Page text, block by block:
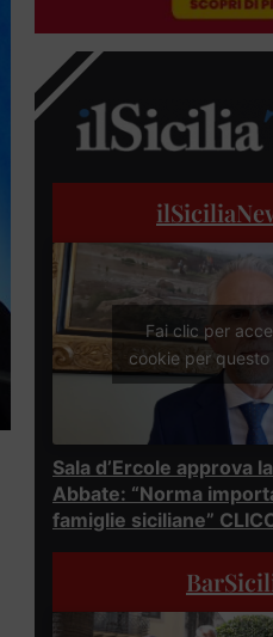
Fai clic per
cookie per
Sala d’Ercole approva
Abbate: “Norma
famiglie siciliane”